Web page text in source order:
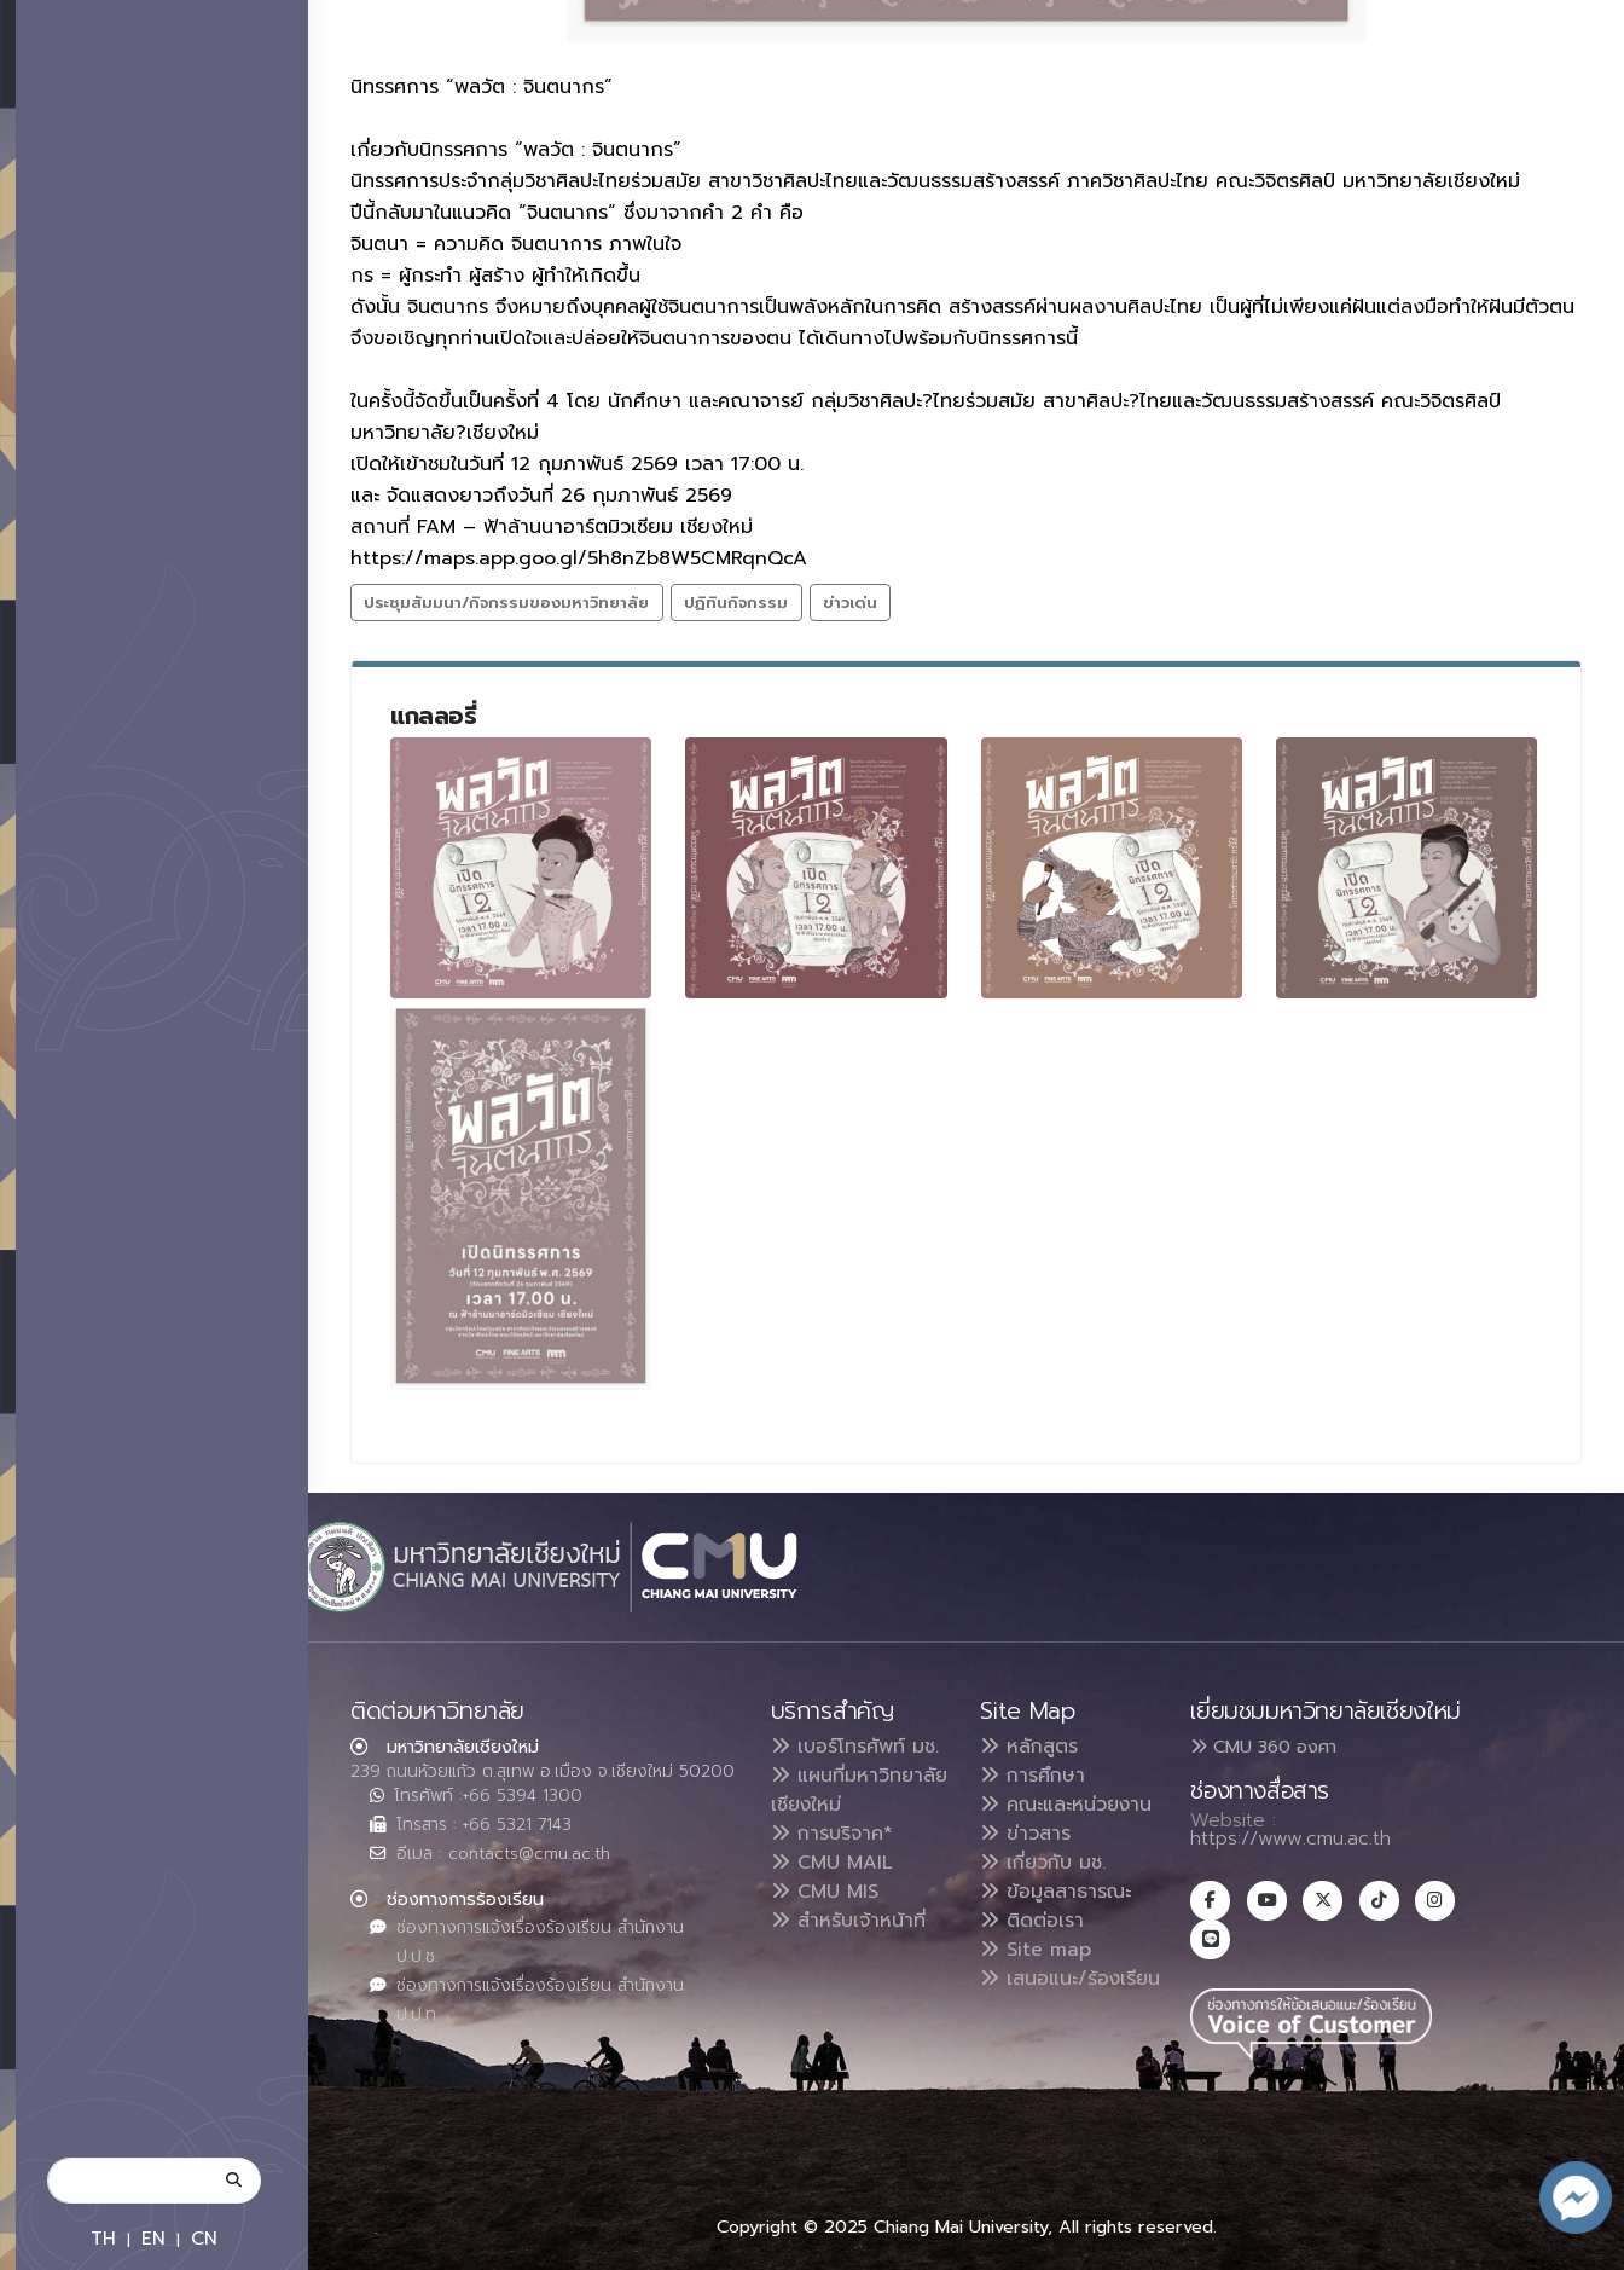
TH | EN | CN
นิทรรศการ “พลวัต : จินตนากร”
เกี่ยวกับนิทรรศการ “พลวัต : จินตนากร”
นิทรรศการประจำกลุ่มวิชาศิลปะไทยร่วมสมัย สาขาวิชาศิลปะไทยและวัฒนธรรมสร้างสรรค์ ภาควิชาศิลปะไทย คณะวิจิตรศิลป์ มหาวิทยาลัยเชียงใหม่
ปีนี้กลับมาในแนวคิด “จินตนากร“ ซึ่งมาจากคำ 2 คำ คือ
จินตนา = ความคิด จินตนาการ ภาพในใจ
กร = ผู้กระทำ ผู้สร้าง ผู้ทำให้เกิดขึ้น
ดังนั้น จินตนากร จึงหมายถึงบุคคลผู้ใช้จินตนาการเป็นพลังหลักในการคิด สร้างสรรค์ผ่านผลงานศิลปะไทย เป็นผู้ที่ไม่เพียงแค่ฝันแต่ลงมือทำให้ฝันมีตัวตน
จึงขอเชิญทุกท่านเปิดใจและปล่อยให้จินตนาการของตน ได้เดินทางไปพร้อมกับนิทรรศการนี้
ในครั้งนี้จัดขึ้นเป็นครั้งที่ 4 โดย นักศึกษา และคณาจารย์ กลุ่มวิชาศิลปะ?ไทยร่วมสมัย สาขาศิลปะ?ไทยและวัฒนธรรมสร้างสรรค์ คณะวิจิตรศิลป์
มหาวิทยาลัย?เชียงใหม่
เปิดให้เข้าชมในวันที่ 12 กุมภาพันธ์ 2569 เวลา 17:00 น.
และ จัดแสดงยาวถึงวันที่ 26 กุมภาพันธ์ 2569
สถานที่ FAM – ฟ้าล้านนาอาร์ตมิวเซียม เชียงใหม่
https://maps.app.goo.gl/5h8nZb8W5CMRqnQcA
ประชุมสัมมนา/กิจกรรมของมหาวิทยาลัย ปฏิทินกิจกรรม ข่าวเด่น
แกลลอรี่
ติดต่อมหาวิทยาลัย
มหาวิทยาลัยเชียงใหม่
239 ถนนห้วยแก้ว ต.สุเทพ อ.เมือง จ.เชียงใหม่ 50200
โทรศัพท์ :+66 5394 1300
โทรสาร : +66 5321 7143
อีเมล : contacts@cmu.ac.th
ช่องทางการร้องเรียน
ช่องทางการแจ้งเรื่องร้องเรียน สำนักงาน
ป.ป.ช.
ช่องทางการแจ้งเรื่องร้องเรียน สำนักงาน
ป.ป.ท.
บริการสำคัญ
เบอร์โทรศัพท์ มช.
แผนที่มหาวิทยาลัย
เชียงใหม่
การบริจาค*
CMU MAIL
CMU MIS
สำหรับเจ้าหน้าที่
Site Map
หลักสูตร
การศึกษา
คณะและหน่วยงาน
ข่าวสาร
เกี่ยวกับ มช.
ข้อมูลสาธารณะ
ติดต่อเรา
Site map
เสนอแนะ/ร้องเรียน
เยี่ยมชมมหาวิทยาลัยเชียงใหม่
CMU 360 องศา
ช่องทางสื่อสาร
Website :
https://www.cmu.ac.th
Copyright © 2025 Chiang Mai University, All rights reserved.